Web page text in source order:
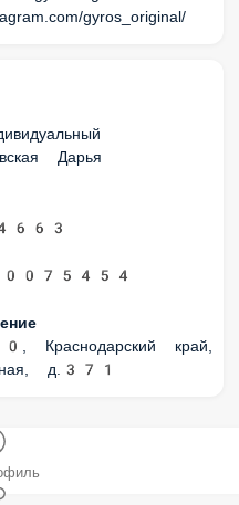
Дарья Владимировна
край,